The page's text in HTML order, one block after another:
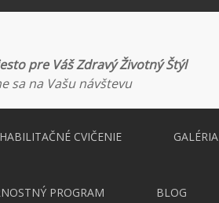
pre Váš Zdravý Životný Štýl
sa na Vašu návštevu
CVIČENIE GALÉRIA
PROGRAM BLOG